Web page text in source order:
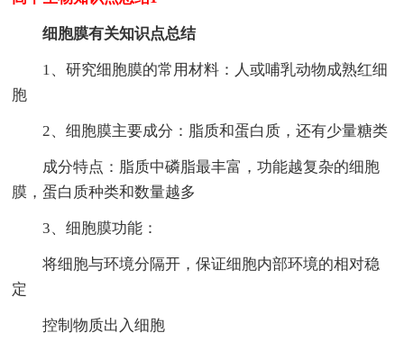
细胞膜有关知识点总结
1、研究细胞膜的常用材料：人或哺乳动物成熟红细
胞
2、细胞膜主要成分：脂质和蛋白质，还有少量糖类
成分特点：脂质中磷脂最丰富，功能越复杂的细胞
膜，蛋白质种类和数量越多
3、细胞膜功能：
将细胞与环境分隔开，保证细胞内部环境的相对稳
定
控制物质出入细胞